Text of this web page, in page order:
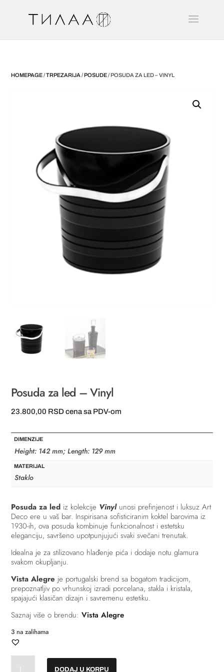
HOMEPAGE/TRPEZARIJA /POSUDE/ POSUDA ZA LED – VINYL
Posuda za led – Vinyl
23.800,00 RSD cena sa PDV-om
DIMENZIJE
Height: 142 mm; Length: 129 mm
MATERIJAL
Staklo
Posuda za led iz kolekcije Vinylunosi prefinjenost i luksuz Art
Deco ere u vaš bar. Inspirisana sofisticiranim koktel barovima iz
1930-ih, ova posuda kombinuje funkcionalnost i estetsku
eleganciju, savršeno upotpunjujući svaki svečani trenutak.
Idealna je za stilizovano hlađenje pića i dodaje notu glamura
svakom okupljanju.
Vista Alegre je portugalski brend sa bogatom tradicijom,
prepoznatljiv po vrhunskoj izradi porcelana, stakla i kristala,
spajajući klasičan dizajn i savremenu estetiku.
Saznaj više o brendu:Vista Alegre
3 na zalihama
DODAJ U KORPU